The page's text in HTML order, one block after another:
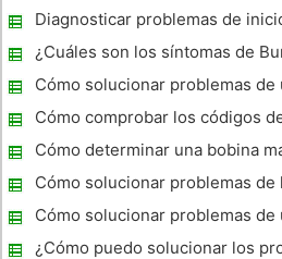
automóviles
Diagnosticar problemas de
¿Cuáles son los síntomas de
de Bujía ?
Cómo solucionar problemas de
de Dodge Transmission 2001
Cómo comprobar los códigos
mantenimiento para un 2005
Cómo determinar una bobina
1.968 Firebird
Cómo solucionar problemas de
un Ford Explorer
Cómo solucionar problemas de
MX6
¿Cómo puedo solucionar los